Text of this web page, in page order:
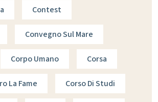
Contest
Convegno Sul Mare
Corpo Umano Corsa
La Fame Corso Di Studi